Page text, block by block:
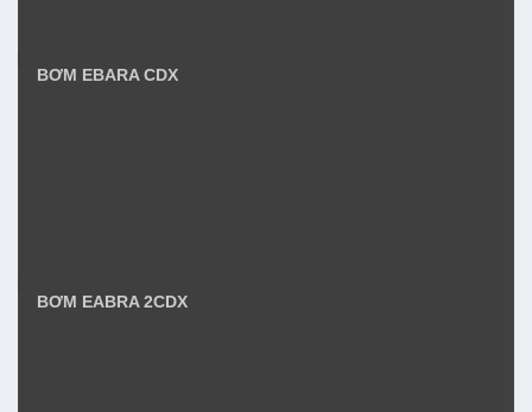
BƠM EBARA CDX
BƠM EABRA 2CDX